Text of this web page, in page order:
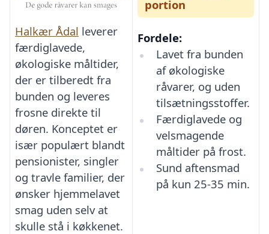
Halkær Ådal leverer
færdiglavede,
økologiske måltider,
der er tilberedt fra
bunden og leveres
frosne direkte til
døren. Konceptet er
især populært blandt
pensionister, singler
og travle familier, der
ønsker hjemmelavet
smag uden selv at
skulle stå i køkkenet.
portion
Fordele:
Lavet fra bunden
af økologiske
råvarer, og uden
tilsætningsstoffer.
Færdiglavede og
velsmagende
måltider på frost.
Sund aftensmad
på kun 25-35 min.